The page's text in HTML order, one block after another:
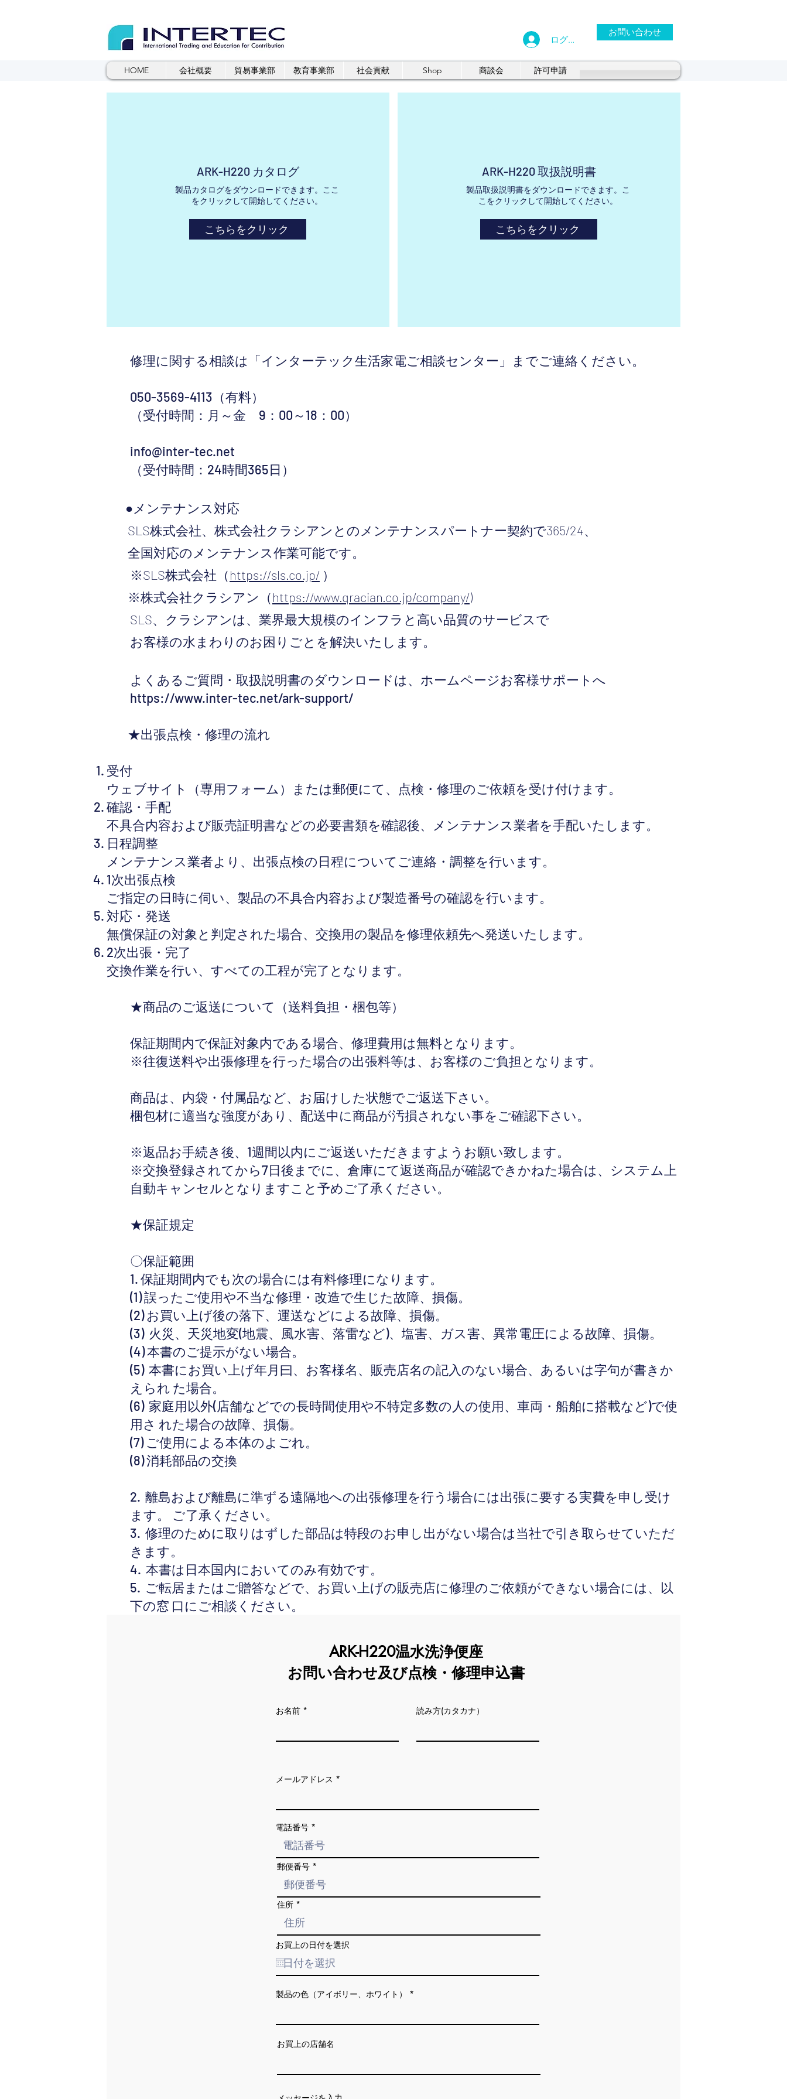
ログイン
お問い合わせ
HOME 会社概要 貿易事業部 教育事業部 社会貢献 Shop 商談会 許可申請
ARK-H220 カタログ
製品カタログをダウンロードできます。ここ
をクリックして開始してください。
こちらをクリック
ARK-H220 取扱説明書
製品取扱説明書をダウンロードできます。こ
こをクリックして開始してください。
こちらをクリック
修理に関する相談は「インターテック生活家電ご相談センター」までご連絡ください。
050-3569-4113（有料）
（受付時間：月～金 9：00～18：00）
info@inter-tec.net
（受付時間：24時間365日）
●メンテナンス対応
SLS株式会社、株式会社クラシアンとのメンテナンスパートナー契約で365/24、
全国対応のメンテナンス作業可能です。
※SLS株式会社（https://sls.co.jp/ ）
※株式会社クラシアン（https://www.qracian.co.jp/company/)
SLS、クラシアンは、業界最大規模のインフラと高い品質のサービスで
お客様の水まわりのお困りごとを解決いたします。
よくあるご質問・取扱説明書のダウンロードは、ホームページお客様サポートへ
https://www.inter-tec.net/ark-support/
★出張点検・修理の流れ
受付
ウェブサイト（専用フォーム）または郵便にて、点検・修理のご依頼を受け付けます。
確認・手配
不具合内容および販売証明書などの必要書類を確認後、メンテナンス業者を手配いたします。
日程調整
メンテナンス業者より、出張点検の日程についてご連絡・調整を行います。
1次出張点検
ご指定の日時に伺い、製品の不具合内容および製造番号の確認を行います。
対応・発送
無償保証の対象と判定された場合、交換用の製品を修理依頼先へ発送いたします。
2次出張・完了
交換作業を行い、すべての工程が完了となります。
★商品のご返送について（送料負担・梱包等）
保証期間内で保証対象内である場合、修理費用は無料となります。
※往復送料や出張修理を行った場合の出張料等は、お客様のご負担となります。
商品は、内袋・付属品など、お届けした状態でご返送下さい。
梱包材に適当な強度があり、配送中に商品が汚損されない事をご確認下さい。
※返品お手続き後、1週間以内にご返送いただきますようお願い致します。
※交換登録されてから7日後までに、倉庫にて返送商品が確認できかねた場合は、システム上
自動キャンセルとなりますこと予めご了承ください。
★保証規定
〇保証範囲
1. 保証期間内でも次の場合には有料修理になります。
(1) 誤ったご使用や不当な修理・改造で生じた故障、損傷。
(2) お買い上げ後の落下、運送などによる故障、損傷。
(3) ‌ 火災、天災地変(地震、風水害、落雷など)、塩害、ガス害、異常電圧による故障、損傷。
(4) 本書のご提示がない場合。
(5) ‌ 本書にお買い上げ年月曰、お客様名、販売店名の記入のない場合、あるいは字句が書きか
えられ た場合。
(6) ‌ 家庭用以外(店舗などでの長時間使用や不特定多数の人の使用、車両・船舶に搭載など)で使
用さ れた場合の故障、損傷。
(7) ご使用による本体のよごれ。
(8) 消耗部品の交換
2. ‌ 離島および離島に準ずる遠隔地への出張修理を行う場合には出張に要する実費を申し受け
ます。 ご了承ください。
3. ‌ 修理のために取りはずした部品は特段のお申し出がない場合は当社で引き取らせていただ
きます。
4. ‌ 本書は日本国内においてのみ有効です。
5. ‌ ご転居またはご贈答などで、お買い上げの販売店に修理のご依頼ができない場合には、以
下の窓 口にご相談ください。
ARK-H220温水洗浄便座
お問い合わせ及び点検・修理申込書
お名前 読み方(カタカナ）
メールアドレス
電話番号
郵便番号
住所
お買上の日付を選択
製品の色（アイボリー、ホワイト）
お買上の店舗名